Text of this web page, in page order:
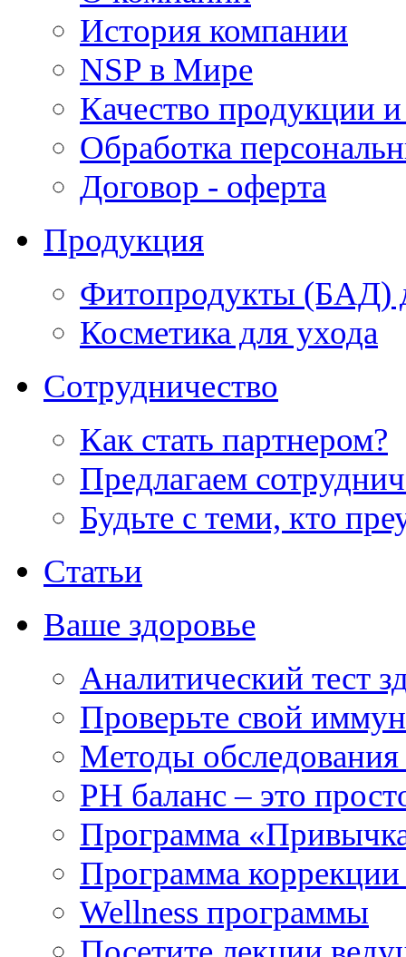
История компании
NSP в Мире
Качество продукции
Обработка
Договор - оферта
Продукция
Фитопродукты (БАД)
Косметика для ухода
Сотрудничество
Как стать партнером?
Предлагаем
Будьте с теми, кто
Статьи
Ваше здоровье
Аналитический тест
Проверьте свой
Методы обследования
РH баланс – это
Программа
Программа коррекции
Wellness программы